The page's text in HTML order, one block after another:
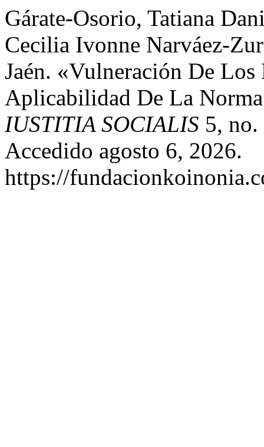
Gárate-Osorio, Tatiana
Cecilia Ivonne Narváez-
Jaén. «Vulneración De
Aplicabilidad De La
IUSTITIA SOCIALIS 5,
Accedido agosto 6, 2026.
https://